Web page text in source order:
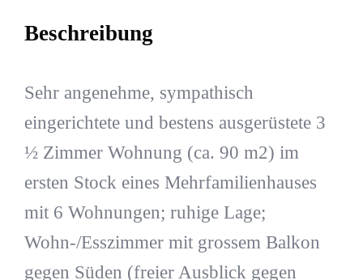
Beschreibung
Sehr angenehme, sympathisch
eingerichtete und bestens ausgerüstete 3
½ Zimmer Wohnung (ca. 90 m2) im
ersten Stock eines Mehrfamilienhauses
mit 6 Wohnungen; ruhige Lage;
Wohn-/Esszimmer mit grossem Balkon
gegen Süden (freier Ausblick gegen